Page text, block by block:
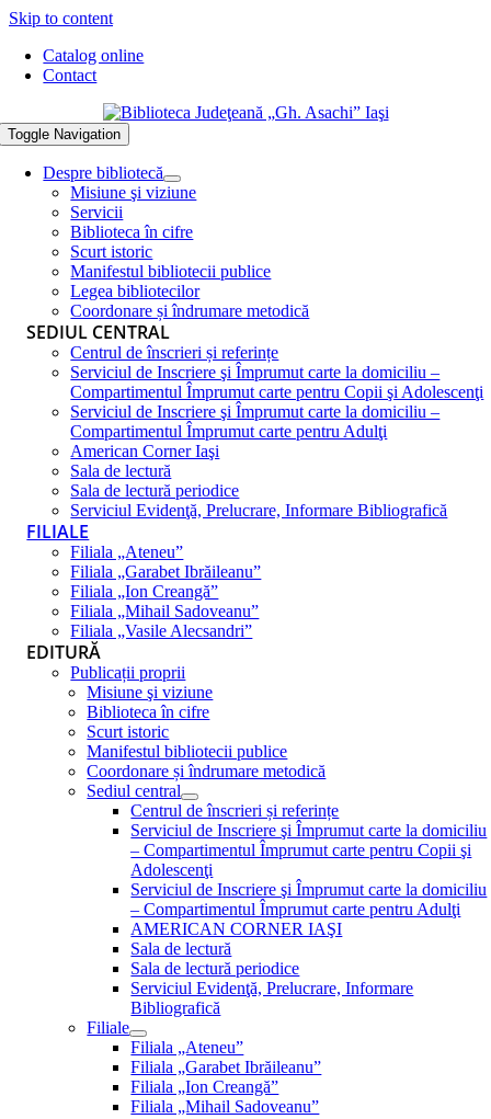
Skip to content
Catalog online
Contact
Toggle Navigation
Despre bibliotecă
Misiune şi viziune
Servicii
Biblioteca în cifre
Scurt istoric
Manifestul bibliotecii publice
Legea bibliotecilor
Coordonare și îndrumare metodică
SEDIUL CENTRAL
Centrul de înscrieri și referințe
Serviciul de Inscriere şi Împrumut carte la domiciliu –
Compartimentul Împrumut carte pentru Copii şi Adolescenţi
Serviciul de Inscriere şi Împrumut carte la domiciliu –
Compartimentul Împrumut carte pentru Adulţi
American Corner Iaşi
Sala de lectură
Sala de lectură periodice
Serviciul Evidenţă, Prelucrare, Informare Bibliografică
FILIALE
Filiala „Ateneu”
Filiala „Garabet Ibrăileanu”
Filiala „Ion Creangă”
Filiala „Mihail Sadoveanu”
Filiala „Vasile Alecsandri”
EDITURĂ
Publicații proprii
Misiune şi viziune
Biblioteca în cifre
Scurt istoric
Manifestul bibliotecii publice
Coordonare și îndrumare metodică
Sediul central
Centrul de înscrieri și referințe
Serviciul de Inscriere şi Împrumut carte la domiciliu
– Compartimentul Împrumut carte pentru Copii şi
Adolescenţi
Serviciul de Inscriere şi Împrumut carte la domiciliu
– Compartimentul Împrumut carte pentru Adulţi
AMERICAN CORNER IAŞI
Sala de lectură
Sala de lectură periodice
Serviciul Evidenţă, Prelucrare, Informare
Bibliografică
Filiale
Filiala „Ateneu”
Filiala „Garabet Ibrăileanu”
Filiala „Ion Creangă”
Filiala „Mihail Sadoveanu”